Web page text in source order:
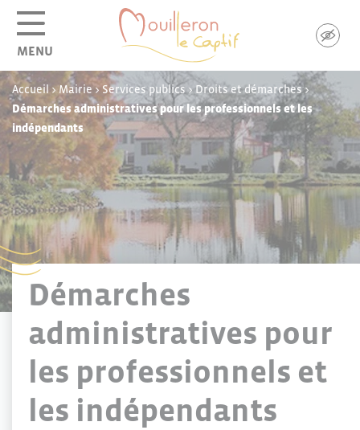
MENU
Accueil >Mairie> Services publics>Droits et démarches>
Démarches administratives pour les professionnels et les
indépendants
Démarches
administratives pour
les professionnels et
les indépendants
Panneau de gestion des cookies